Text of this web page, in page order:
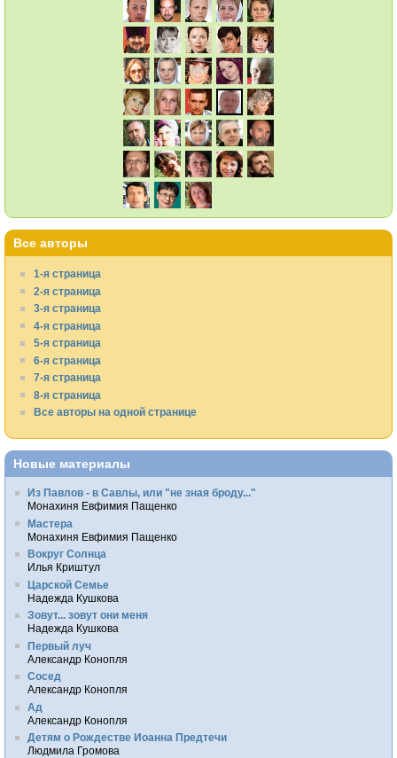
Все авторы
1-я страница
2-я страница
3-я страница
4-я страница
5-я страница
6-я страница
7-я страница
8-я страница
Все авторы на одной странице
Новые материалы
Из Павлов - в Савлы, или "не зная броду..."
Монахиня Евфимия Пащенко
Мастера
Монахиня Евфимия Пащенко
Вокруг Солнца
Илья Криштул
Царской Семье
Надежда Кушкова
Зовут... зовут они меня
Надежда Кушкова
Первый луч
Александр Конопля
Сосед
Александр Конопля
Ад
Александр Конопля
Детям о Рождестве Иоанна Предтечи
Людмила Громова